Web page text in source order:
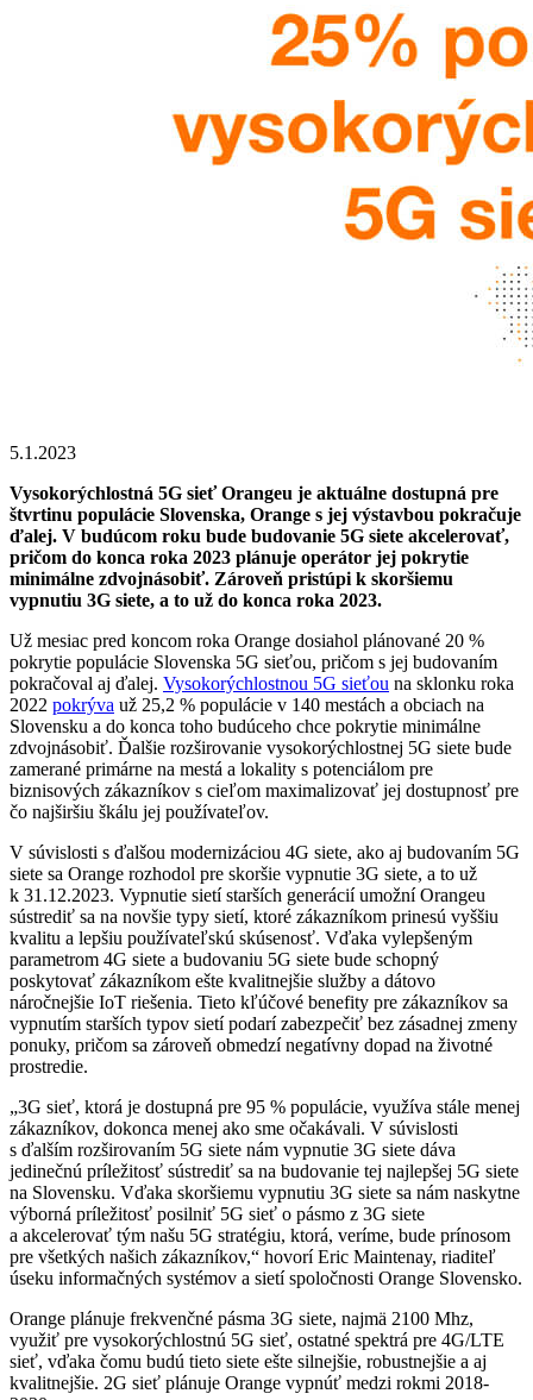
5.1.2023
Vysokorýchlostná 5G sieť Orangeu je aktuálne dostupná pre
štvrtinu populácie Slovenska, Orange s jej výstavbou pokračuje
ďalej. V budúcom roku bude budovanie 5G siete akcelerovať,
pričom do konca roka 2023 plánuje operátor jej pokrytie
minimálne zdvojnásobiť. Zároveň pristúpi k skoršiemu
vypnutiu 3G siete, a to už do konca roka 2023.
Už mesiac pred koncom roka Orange dosiahol plánované 20 %
pokrytie populácie Slovenska 5G sieťou, pričom s jej budovaním
pokračoval aj ďalej. Vysokorýchlostnou 5G sieťou na sklonku roka
2022 pokrýva už 25,2 % populácie v 140 mestách a obciach na
Slovensku a do konca toho budúceho chce pokrytie minimálne
zdvojnásobiť. Ďalšie rozširovanie vysokorýchlostnej 5G siete bude
zamerané primárne na mestá a lokality s potenciálom pre
biznisových zákazníkov s cieľom maximalizovať jej dostupnosť pre
čo najširšiu škálu jej používateľov.
V súvislosti s ďalšou modernizáciou 4G siete, ako aj budovaním 5G
siete sa Orange rozhodol pre skoršie vypnutie 3G siete, a to už
k 31.12.2023. Vypnutie sietí starších generácií umožní Orangeu
sústrediť sa na novšie typy sietí, ktoré zákazníkom prinesú vyššiu
kvalitu a lepšiu používateľskú skúsenosť. Vďaka vylepšeným
parametrom 4G siete a budovaniu 5G siete bude schopný
poskytovať zákazníkom ešte kvalitnejšie služby a dátovo
náročnejšie IoT riešenia. Tieto kľúčové benefity pre zákazníkov sa
vypnutím starších typov sietí podarí zabezpečiť bez zásadnej zmeny
ponuky, pričom sa zároveň obmedzí negatívny dopad na životné
prostredie.
„3G sieť, ktorá je dostupná pre 95 % populácie, využíva stále menej
zákazníkov, dokonca menej ako sme očakávali. V súvislosti
s ďalším rozširovaním 5G siete nám vypnutie 3G siete dáva
jedinečnú príležitosť sústrediť sa na budovanie tej najlepšej 5G siete
na Slovensku. Vďaka skoršiemu vypnutiu 3G siete sa nám naskytne
výborná príležitosť posilniť 5G sieť o pásmo z 3G siete
a akcelerovať tým našu 5G stratégiu, ktorá, veríme, bude prínosom
pre všetkých našich zákazníkov,“ hovorí Eric Maintenay, riaditeľ
úseku informačných systémov a sietí spoločnosti Orange Slovensko.
Orange plánuje frekvenčné pásma 3G siete, najmä 2100 Mhz,
využiť pre vysokorýchlostnú 5G sieť, ostatné spektrá pre 4G/LTE
sieť, vďaka čomu budú tieto siete ešte silnejšie, robustnejšie a aj
kvalitnejšie. 2G sieť plánuje Orange vypnúť medzi rokmi 2018-